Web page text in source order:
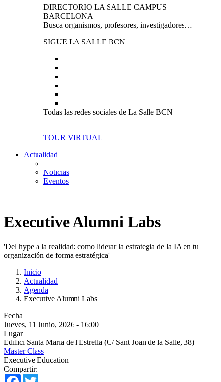
DIRECTORIO LA SALLE CAMPUS
BARCELONA
Busca organismos, profesores, investigadores…
SIGUE LA SALLE BCN
Todas las redes sociales de La Salle BCN
TOUR VIRTUAL
Actualidad
Noticias
Eventos
Executive Alumni Labs
'Del hype a la realidad: como liderar la estrategia de la IA en tu
organización de forma estratégica'
Inicio
Actualidad
Agenda
Executive Alumni Labs
Fecha
Jueves, 11 Junio, 2026 - 16:00
Lugar
Edifici Santa Maria de l'Estrella (C/ Sant Joan de la Salle, 38)
Master Class
Executive Education
Compartir:
Facebook